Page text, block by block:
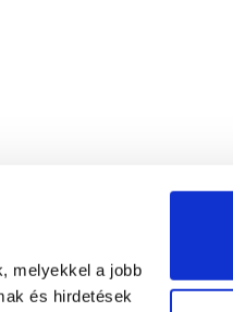
melyekkel a jobb
és hirdetések